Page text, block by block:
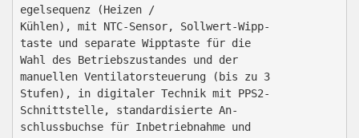
egelsequenz (Heizen /
Kühlen), mit NTC-Sensor, Sollwert-Wipp-
taste und separate Wipptaste für die
Wahl des Betriebszustandes und der
manuellen Ventilatorsteuerung (bis zu 3
Stufen), in digitaler Technik mit PPS2-
Schnittstelle, standardisierte An-
schlussbuchse für Inbetriebnahme und